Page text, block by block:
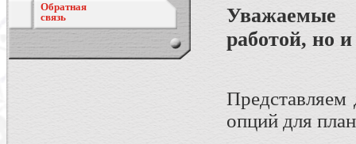
Обратная
связь
Уважаемые
работой, но
опций для